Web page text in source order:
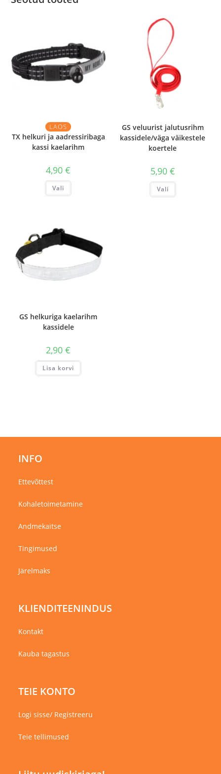
LAOS
TX helkuri ja aadressiribaga
kassi kaelarihm
4,90€
Vali
Sellel
on
tootelehel.
GS veluurist jalutusrihm
kassidele/väga väikestele
koertele
5,90 €
Vali
Sellel
on
GS helkuriga kaelarihm
kassidele
2,90€
Lisa korvi
INFO
Ettevõttest
Kohaletoimetamine
Andmekaitse
Tingimused
Järelmaks
KLIENDITEENINDUS
Kontakt
Kauba tagastus
TEIE KONTO
Logi sisse/ Registreeru
Teie tellimused